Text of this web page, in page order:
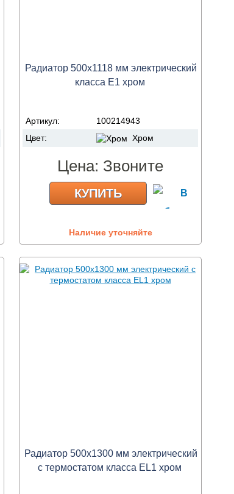
Радиатор 500х1118 мм электрический
класса Е1 хром
Артикул:
100214943
Цвет:
Хром
Цена: Звоните
КУПИТЬ
Наличие уточняйте
Радиатор 500х1300 мм электрический
с термостатом класса EL1 хром